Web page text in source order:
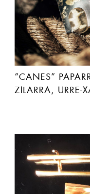
“CANES”
ZILARRA, URRE-